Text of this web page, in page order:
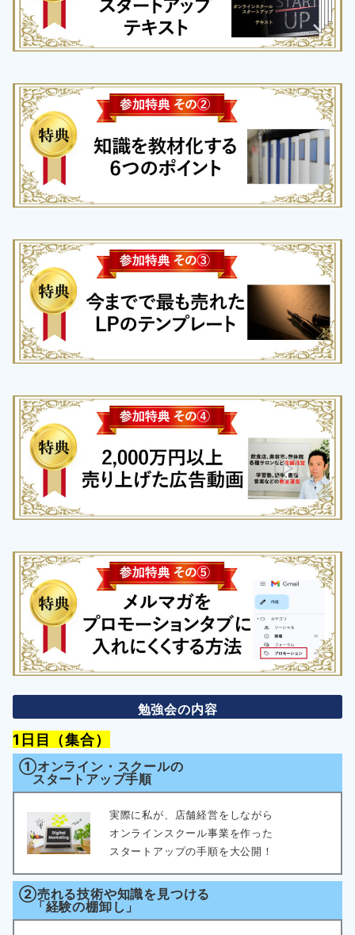
勉強会の内容
1日目（集合）
①オンライン・スクールの
スタートアップ手順
実際に私が、店舗経営をしながら
オンラインスクール事業を作った
スタートアップの手順を大公開！
②売れる技術や知識を見つける
「経験の棚卸し」